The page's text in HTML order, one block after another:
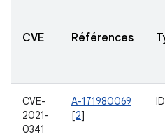
CVE Références
CVE-
2021-
0341
A-171980069
[2]
ID